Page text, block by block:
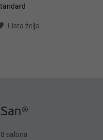
Lista želja
salona